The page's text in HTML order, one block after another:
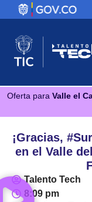
Oferta para Valle el
¡Gracias,
en el Valle
Talento Tech
8:09 pm